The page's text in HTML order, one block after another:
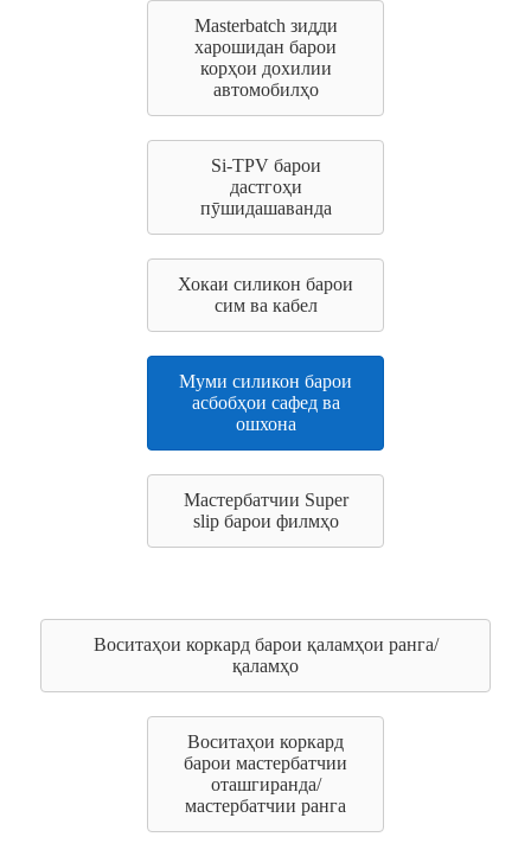
Masterbatch зидди
харошидан барои
корҳои дохилии
автомобилҳо
Si-TPV барои
дастгоҳи
пӯшидашаванда
Хокаи силикон барои
сим ва кабел
Муми силикон барои
асбобҳои сафед ва
ошхона
Мастербатчии Super
slip барои филмҳо
Воситаҳои коркард барои қаламҳои ранга/
қаламҳо
Воситаҳои коркард
барои мастербатчии
оташгиранда/
мастербатчии ранга